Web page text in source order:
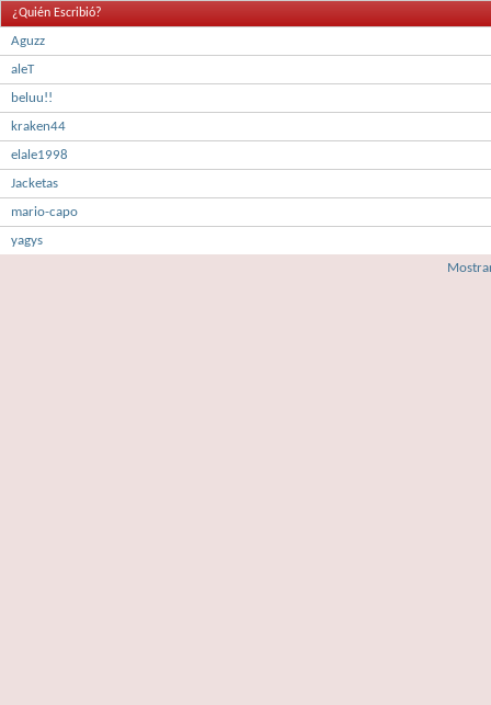
¿Quién Escribió?
Aguzz
aleT
beluu!!
kraken44
elale1998
Jacketas
mario-capo
yagys